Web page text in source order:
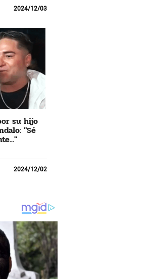
2024/12/03
su hijo
"Sé
2024/12/02